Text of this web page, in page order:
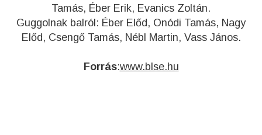
Tamás, Éber Erik, Evanics Zoltán.
Guggolnak balról: Éber Előd, Onódi Tamás, Nagy
Előd, Csengő Tamás, Nébl Martin, Vass János.
Forrás:www.blse.hu